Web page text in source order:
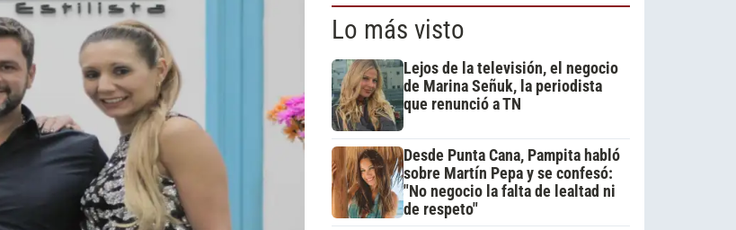
Lo más visto
Lejos de la televisión, el negocio
de Marina Señuk, la periodista
que renunció a TN
Desde Punta Cana, Pampita habló
sobre Martín Pepa y se confesó:
"No negocio la falta de lealtad ni
de respeto"